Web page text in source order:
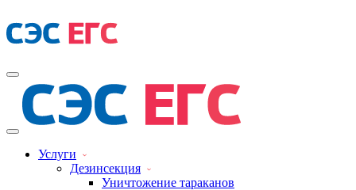
Услуги
Дезинсекция
Уничтожение тараканов